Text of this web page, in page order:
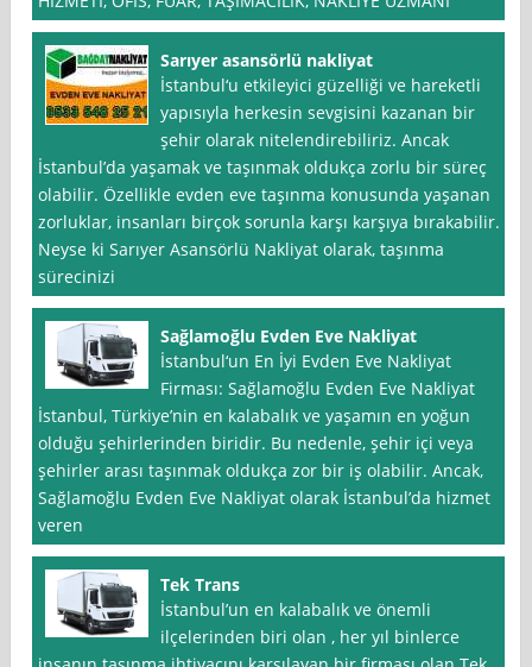
Sarıyer asansörlü nakliyat
İstanbul‘u etkileyici güzelliği ve hareketli
yapısıyla herkesin sevgisini kazanan bir
şehir olarak nitelendirebiliriz. Ancak
İstanbul’da yaşamak ve taşınmak oldukça zorlu bir süreç
olabilir. Özellikle evden eve taşınma konusunda yaşanan
zorluklar, insanları birçok sorunla karşı karşıya bırakabilir.
Neyse ki Sarıyer Asansörlü Nakliyat olarak, taşınma
sürecinizi
Sağlamoğlu Evden Eve Nakliyat
İstanbul‘un En İyi Evden Eve Nakliyat
Firması: Sağlamoğlu Evden Eve Nakliyat
İstanbul, Türkiye’nin en kalabalık ve yaşamın en yoğun
olduğu şehirlerinden biridir. Bu nedenle, şehir içi veya
şehirler arası taşınmak oldukça zor bir iş olabilir. Ancak,
Sağlamoğlu Evden Eve Nakliyat olarak İstanbul’da hizmet
veren
Tek Trans
İstanbul’un en kalabalık ve önemli
ilçelerinden biri olan , her yıl binlerce